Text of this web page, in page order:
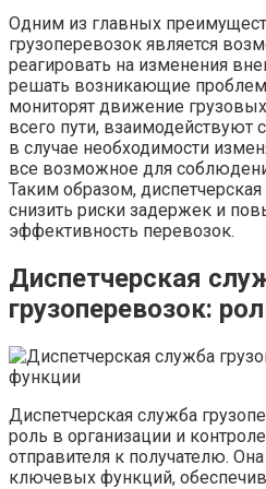
Одним из главных
грузоперевозок является
реагировать на изменения
решать возникающие
мониторят движение
всего пути, взаимодействуют
в случае необходимости
все возможное для
Таким образом,
снизить риски задержек и
эффективность перевозок.
Диспетчерская
грузоперевозок:
Диспетчерская служба
роль в организации и
отправителя к получателю.
ключевых функций,